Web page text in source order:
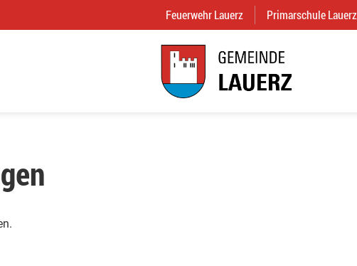
Feuerwehr Lauerz (External Link)
Primarschule Lauerz